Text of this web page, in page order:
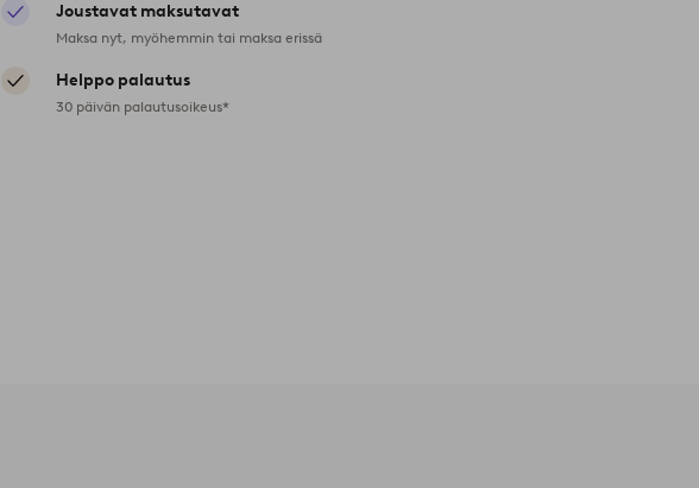
Joustavat maksutavat
Maksa nyt, myöhemmin tai maksa erissä
Helppo palautus
30 päivän palautusoikeus*